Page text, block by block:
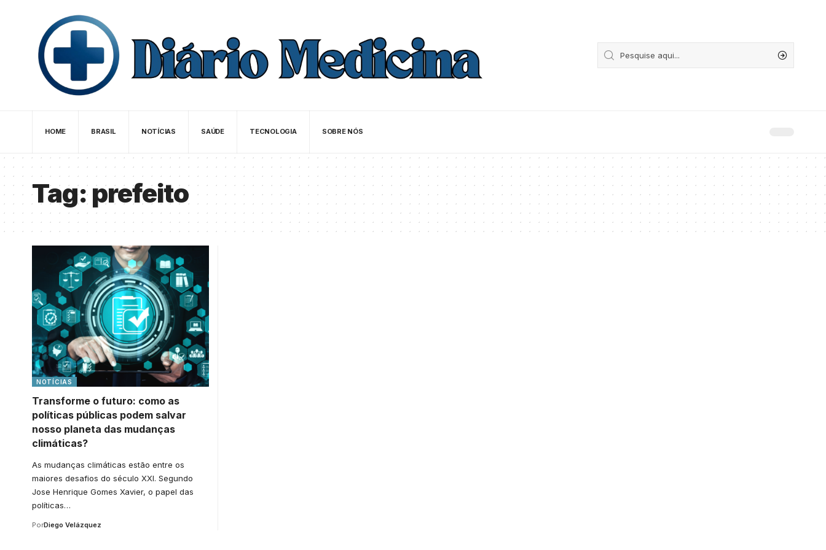
HOME BRASIL NOTÍCIAS SAÚDE TECNOLOGIA SOBRE NÓS
Tag:prefeito
NOTÍCIAS
Transforme o futuro: como as
políticas públicas podem salvar
nosso planeta das mudanças
climáticas?
As mudanças climáticas estão entre os
maiores desafios do século XXI. Segundo
Jose Henrique Gomes Xavier, o papel das
políticas…
PorDiego Velázquez